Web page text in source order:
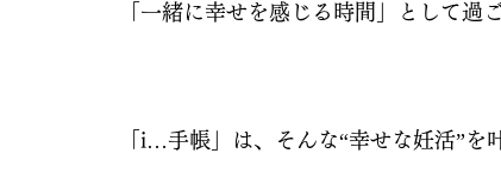
「一緒に幸せを感じる時間」として過
「i…手帳」は、そんな“幸せな妊活”を